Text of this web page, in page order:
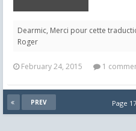
Dearmic, Merci pour cette
Roger
February 24, 2015 1
PREV Page